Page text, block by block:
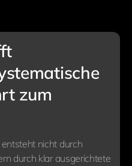
zum
nicht durch
durch klar ausgerichtete